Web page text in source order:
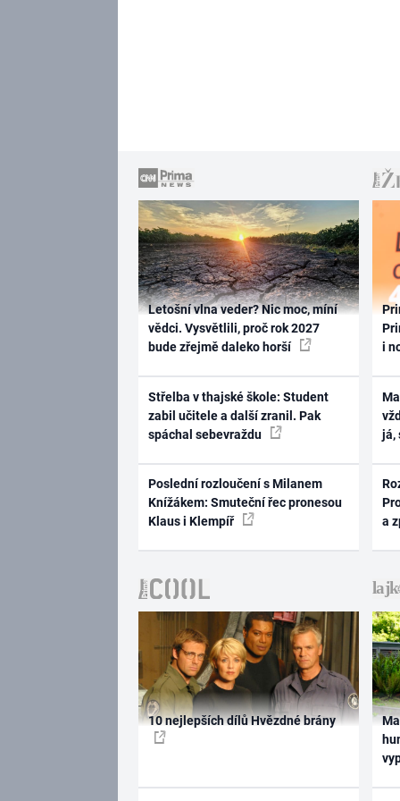
Letošní vlna veder? Nic moc, míní
vědci. Vysvětlili, proč rok 2027
bude zřejmě daleko horší
Střelba v thajské škole: Student
zabil učitele a další zranil. Pak
spáchal sebevraždu
Poslední rozloučení s Milanem
Knížákem: Smuteční řec pronesou
Klaus i Klempíř
i
já,
a
10 nejlepších dílů Hvězdné brány